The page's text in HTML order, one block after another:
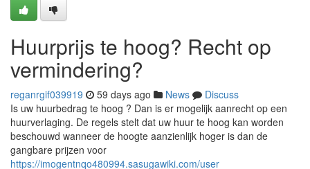
Huurprijs te hoog? Recht op
vermindering?
reganrgif039919 59 days ago News
Discuss
Is uw huurbedrag te hoog ? Dan is er mogelijk aanrecht op een
huurverlaging. De regels stelt dat uw huur te hoog kan worden
beschouwd wanneer de hoogte aanzienlijk hoger is dan de
gangbare prijzen voor
https://imogentnqo480994.sasugawiki.com/user